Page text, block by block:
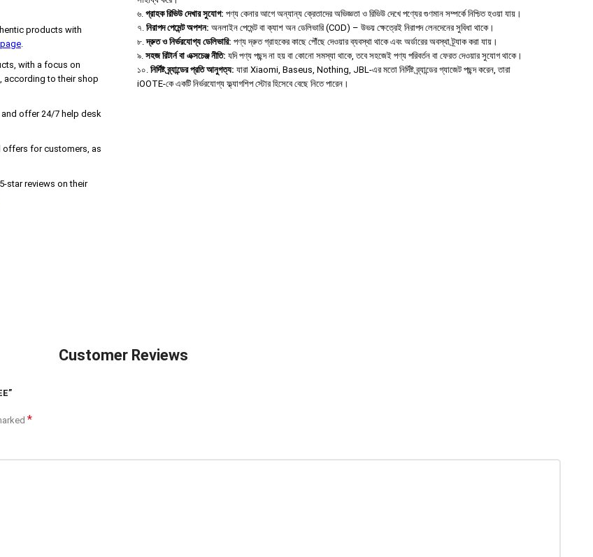
products with
with a focus on
according to their shop
offer 24/7 help desk
for customers, as
star reviews on their
৬. গ্রাহক রিভিউ দেখার সুযোগ: পণ্য কেনার আগে অন্যান্য ক্রেতাদের অভিজ্ঞতা ও রিভিউ দেখে পণ্যের গুণমান সম্পর্কে নিশ্চিত হওয়া যায়।
৭. নিরাপদ পেমেন্ট অপশন: অনলাইন পেমেন্ট বা ক্যাশ অন ডেলিভারি (COD) – উভয় ক্ষেত্রেই নিরাপদ লেনদেনের সুবিধা থাকে।
৮.দ্রুত ও নির্ভরযোগ্য ডেলিভারি: পণ্য দ্রুত গ্রাহকের কাছে পৌঁছে দেওয়ার ব্যবস্থা থাকে এবং অর্ডারের অবস্থা ট্র্যাক করা যায়।
৯. সহজ রিটার্ন বা এক্সচেঞ্জ নীতি: যদি পণ্য পছন্দ না হয় বা কোনো সমস্যা থাকে, তবে সহজেই পণ্য পরিবর্তন বা ফেরত দেওয়ার সুযোগ থাকে।
১০. নির্দিষ্ট ব্র্যান্ডের প্রতি আনুগত্য: যারা Xiaomi, Baseus, Nothing, JBL-এর মতো নির্দিষ্ট ব্র্যান্ডের গ্যাজেট পছন্দ করেন, তারা
iOOTE-কে একটি নির্ভরযোগ্য ফ্ল্যাগশিপ স্টোর হিসেবে বেছে নিতে পারেন।
Customer Reviews
*